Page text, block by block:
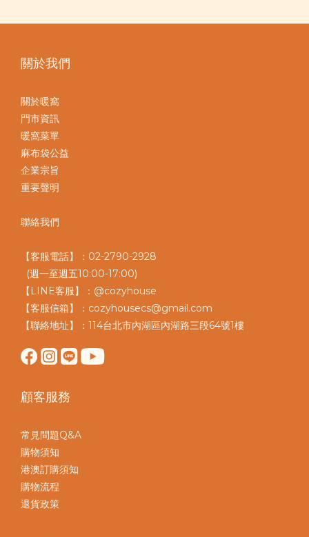
關於我們
關於暖窩
門市資訊
暖窩菜單
麻布袋公益
企業宗旨
重要聲明
聯絡我們
【客服電話】：02-2790-2928
(週一至週五10:00-17:00)
【LINE客服】：@cozyhouse
【客服信箱】：cozyhousecs@gmail.com
【聯絡地址】：114台北市內湖區內湖路三段64號1樓
顧客服務
常見問題Q&A
購物須知
港澳訂購須知
購物流程
退貨政策